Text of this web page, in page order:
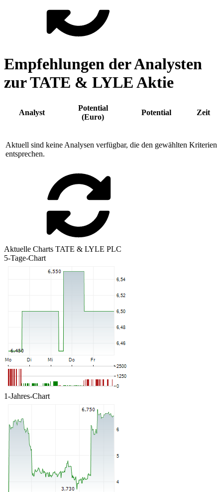
Empfehlungen der Analysten
zur TATE & LYLE Aktie
Analyst
Potential
(Euro)
Potential Zeit
Aktuell sind keine Analysen verfügbar, die den gewählten Kriterien
entsprechen.
Aktuelle Charts TATE & LYLE PLC
5-Tage-Chart
1-Jahres-Chart